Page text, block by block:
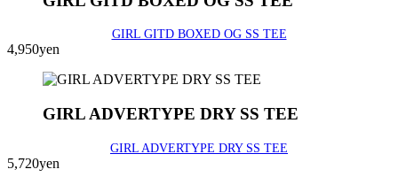
GIRL GITD BOXED OG SS TEE
4,950yen
GIRL ADVERTYPE DRY SS TEE
GIRL ADVERTYPE DRY SS TEE
5,720yen